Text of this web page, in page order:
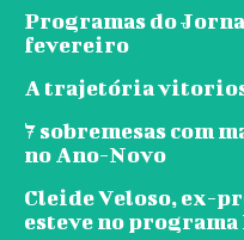
Programas do
fevereiro
A trajetória
7 sobremesas com
no Ano-Novo
Cleide Veloso, ex-
esteve no